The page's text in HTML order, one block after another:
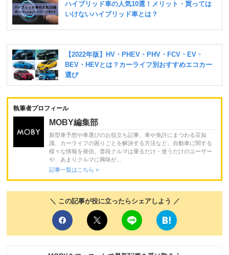
執筆者プロフィール
MOBY編集部
新型車予想や車選びのお役立ち記事、車や免許にまつわる豆知
識、カーライフの困りごとを解決する方法など、自動車に関する
様々な情報を発信。普段クルマは乗るだけ・使うだけのユーザー
や、あまりクルマに興味が...
記事一覧はこちら >
＼ この記事が役に立ったらシェアしよう ／